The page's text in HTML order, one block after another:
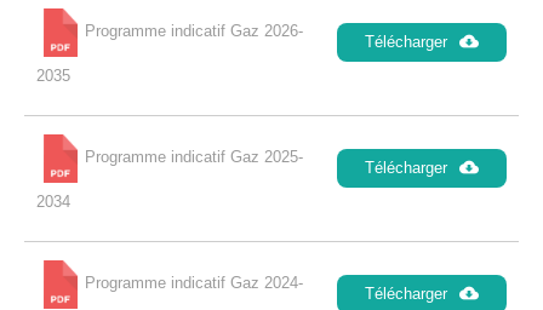
Programme indicatif Gaz 2026-
2035
Télécharger
Programme indicatif Gaz 2025-
2034
Télécharger
Programme indicatif Gaz 2024-
Télécharger